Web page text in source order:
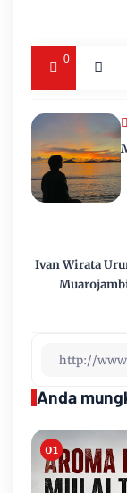
0
Ivan Wirata
Anda